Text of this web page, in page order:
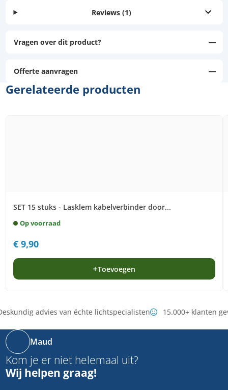
Reviews (1)
Vragen over dit product?
Offerte aanvragen
Gerelateerde producten
SET 15 stuks - Lasklem kabelverbinder door...
Op voorraad
€9,90
Toevoegen
advies van échte lichtspecialisten 15.000+ klanten
Maud
Kom je er niet helemaal uit?
Wij helpen graag!